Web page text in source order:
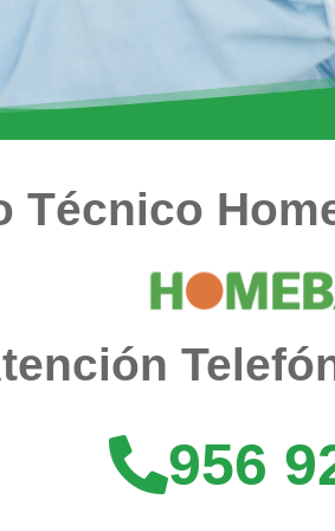
Técnico
956